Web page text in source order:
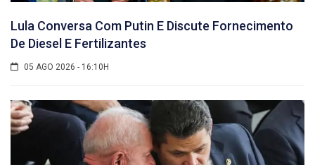
Lula Conversa Com Putin E Discute Fornecimento
De Diesel E Fertilizantes
05 AGO 2026 - 16:10H